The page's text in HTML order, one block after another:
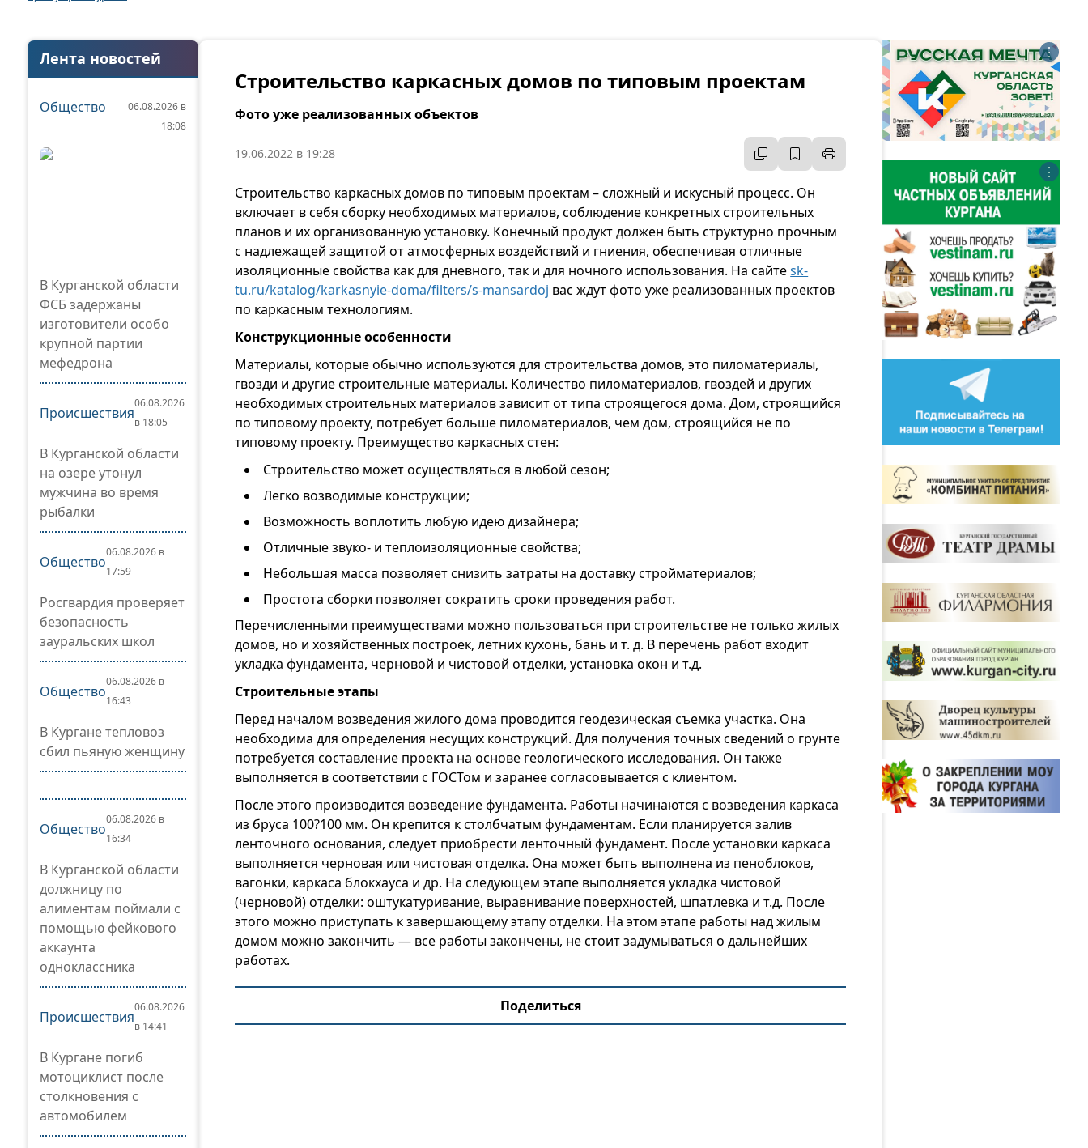
Лента новостей
Общество
06.08.2026 в
18:08
В Курганской области
ФСБ задержаны
изготовители особо
крупной партии
мефедрона
Происшествия
06.08.2026
в 18:05
В Курганской области
на озере утонул
мужчина во время
рыбалки
Общество
06.08.2026 в
17:59
Росгвардия проверяет
безопасность
зауральских школ
Общество
06.08.2026 в
16:43
В Кургане тепловоз
сбил пьяную женщину
Общество
06.08.2026 в
16:34
В Курганской области
должницу по
алиментам поймали с
помощью фейкового
аккаунта
одноклассника
Происшествия
06.08.2026
в 14:41
В Кургане погиб
мотоциклист после
столкновения с
автомобилем
Строительство каркасных домов по типовым проектам
Фото уже реализованных объектов
19.06.2022 в 19:28
Строительство каркасных домов по типовым проектам – сложный и искусный процесс. Он
включает в себя сборку необходимых материалов, соблюдение конкретных строительных
планов и их организованную установку. Конечный продукт должен быть структурно прочным
с надлежащей защитой от атмосферных воздействий и гниения, обеспечивая отличные
изоляционные свойства как для дневного, так и для ночного использования. На сайтеsk-
tu.ru/katalog/karkasnyie-doma/filters/s-mansardoj вас ждут фото уже реализованных проектов
по каркасным технологиям.
Конструкционные особенности
Материалы, которые обычно используются для строительства домов, это пиломатериалы,
гвозди и другие строительные материалы. Количество пиломатериалов, гвоздей и других
необходимых строительных материалов зависит от типа строящегося дома. Дом, строящийся
по типовому проекту, потребует больше пиломатериалов, чем дом, строящийся не по
типовому проекту. Преимущество каркасных стен:
Строительство может осуществляться в любой сезон;
Легко возводимые конструкции;
Возможность воплотить любую идею дизайнера;
Отличные звуко- и теплоизоляционные свойства;
Небольшая масса позволяет снизить затраты на доставку стройматериалов;
Простота сборки позволяет сократить сроки проведения работ.
Перечисленными преимуществами можно пользоваться при строительстве не только жилых
домов, но и хозяйственных построек, летних кухонь, бань и т. д. В перечень работ входит
укладка фундамента, черновой и чистовой отделки, установка окон и т.д.
Строительные этапы
Перед началом возведения жилого дома проводится геодезическая съемка участка. Она
необходима для определения несущих конструкций. Для получения точных сведений о грунте
потребуется составление проекта на основе геологического исследования. Он также
выполняется в соответствии с ГОСТом и заранее согласовывается с клиентом.
После этого производится возведение фундамента. Работы начинаются с возведения каркаса
из бруса 100?100 мм. Он крепится к столбчатым фундаментам. Если планируется залив
ленточного основания, следует приобрести ленточный фундамент. После установки каркаса
выполняется черновая или чистовая отделка. Она может быть выполнена из пеноблоков,
вагонки, каркаса блокхауса и др. На следующем этапе выполняется укладка чистовой
(черновой) отделки: оштукатуривание, выравнивание поверхностей, шпатлевка и т.д. После
этого можно приступать к завершающему этапу отделки. На этом этапе работы над жилым
домом можно закончить — все работы закончены, не стоит задумываться о дальнейших
работах.
Поделиться
⋮
⋮